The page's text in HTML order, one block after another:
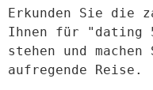
Erkunden Sie die
Ihnen für "dating
stehen und
aufregende Reise.